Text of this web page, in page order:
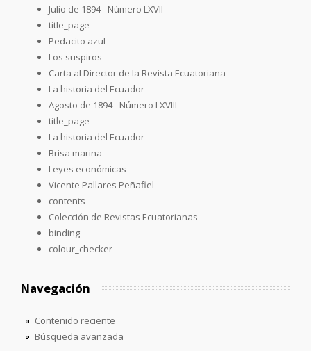
Julio de 1894 - Número LXVII
title_page
Pedacito azul
Los suspiros
Carta al Director de la Revista Ecuatoriana
La historia del Ecuador
Agosto de 1894 - Número LXVIII
title_page
La historia del Ecuador
Brisa marina
Leyes económicas
Vicente Pallares Peñafiel
contents
Colección de Revistas Ecuatorianas
binding
colour_checker
Navegación
Contenido reciente
Búsqueda avanzada